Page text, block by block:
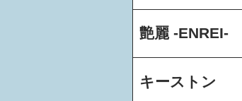
艶麗 -ENREI-
キーストン